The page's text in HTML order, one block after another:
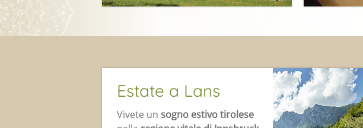
Estate a Lans
Vivete un sogno estivo tirolese